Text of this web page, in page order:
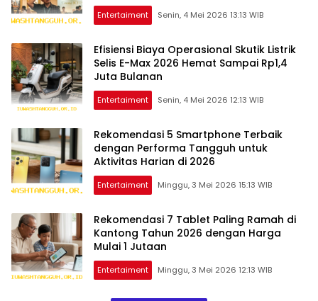
Entertaiment Senin, 4 Mei 2026 13:13 WIB
Efisiensi Biaya Operasional Skutik Listrik
Selis E-Max 2026 Hemat Sampai Rp1,4
Juta Bulanan
Entertaiment Senin, 4 Mei 2026 12:13 WIB
Rekomendasi 5 Smartphone Terbaik
dengan Performa Tangguh untuk
Aktivitas Harian di 2026
Entertaiment Minggu, 3 Mei 2026 15:13 WIB
Rekomendasi 7 Tablet Paling Ramah di
Kantong Tahun 2026 dengan Harga
Mulai 1 Jutaan
Entertaiment Minggu, 3 Mei 2026 12:13 WIB